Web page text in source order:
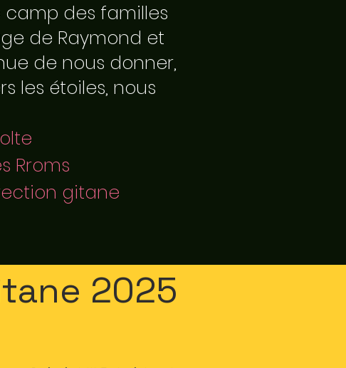
camp des familles
de Raymond et
de nous donner,
les étoiles, nous
Rroms
gitane
2025